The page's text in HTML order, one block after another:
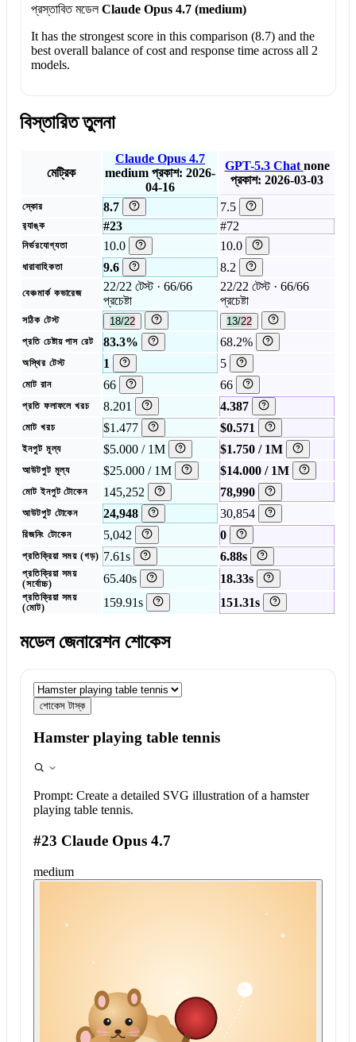
প্রস্তাবিত মডেল Claude Opus 4.7 (medium)
It has the strongest score in this comparison (8.7) and the
best overall balance of cost and response time across all 2
models.
বিস্তারিত তুলনা
মেট্রিক
Claude Opus 4.7
medium প্রকাশ: 2026-
04-16
GPT-5.3 Chat none
প্রকাশ: 2026-03-03
স্কোর 8.7 7.5
র‍্যাঙ্ক #23 #72
নির্ভরযোগ্যতা 10.0 10.0
ধারাবাহিকতা 9.6 8.2
বেঞ্চমার্ক কভারেজ
22/22 টেস্ট · 66/66
প্রচেষ্টা
22/22 টেস্ট · 66/66
প্রচেষ্টা
সঠিক টেস্ট 18/22 13/22
প্রতি চেষ্টায় পাস রেট 83.3% 68.2%
অস্থির টেস্ট 1 5
মোট রান 66 66
প্রতি ফলাফলে খরচ 8.201 4.387
মোট খরচ $1.477 $0.571
ইনপুট মূল্য $5.000 / 1M $1.750 / 1M
আউটপুট মূল্য $25.000 / 1M $14.000 / 1M
মোট ইনপুট টোকেন 145,252 78,990
আউটপুট টোকেন 24,948 30,854
রিজনিং টোকেন 5,042 0
প্রতিক্রিয়া সময় (গড়) 7.61s 6.88s
প্রতিক্রিয়া সময়
(সর্বোচ্চ)
65.40s 18.33s
প্রতিক্রিয়া সময়
(মোট)
159.91s 151.31s
মডেল জেনারেশন শোকেস
শোকেস টাস্ক
Hamster playing table tennis
Prompt: Create a detailed SVG illustration of a hamster
playing table tennis.
#23 Claude Opus 4.7
medium